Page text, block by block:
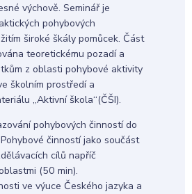
výchově. Seminář je
pohybových
široké škály pomůcek. Část
teoretickému pozadí a
z oblasti pohybové aktivity
školním prostředí a
„Aktivní škola“(ČŠI).
pohybových činností do
činností jako součást
cílů napříč
(50 min).
ve výuce Českého jazyka a